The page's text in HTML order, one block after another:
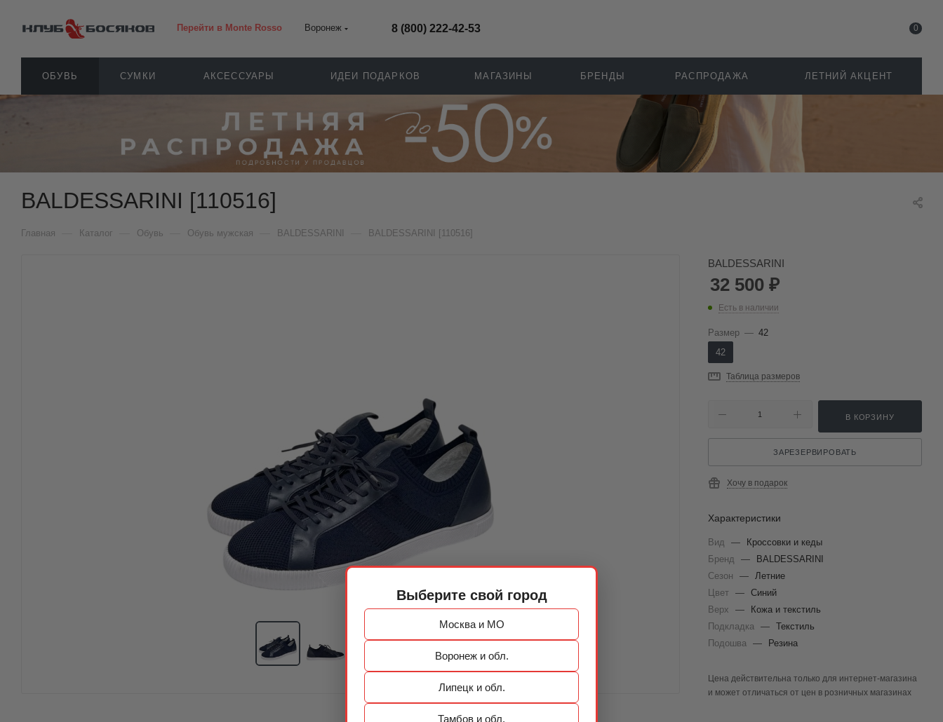
Выберите свой город
Москва и МО
Воронеж и обл.
Липецк и обл.
Тамбов и обл.
Перейти в Monte Rosso Воронеж 8 (800) 222-42-53 0
ОБУВЬ СУМКИ АКСЕССУАРЫ ИДЕИ ПОДАРКОВ МАГАЗИНЫ БРЕНДЫ РАСПРОДАЖА ЛЕТНИЙ АКЦЕНТ
BALDESSARINI [110516]
Главная Каталог Обувь Обувь мужская BALDESSARINI BALDESSARINI [110516]
BALDESSARINI
32 500 ₽
Есть в наличии
Размер — 42
42
Таблица размеров
В КОРЗИНУ
ЗАРЕЗЕРВИРОВАТЬ
Хочу в подарок
Характеристики
Вид —
Кроссовки и кеды
Бренд
—
BALDESSARINI
Сезон
— Летние
Цвет — Синий
Верх
—
Кожа и текстиль
Подкладка — Текстиль
Подошва — Резина
Цена действительна только для интернет-магазина
и может отличаться от цен в розничных магазинах